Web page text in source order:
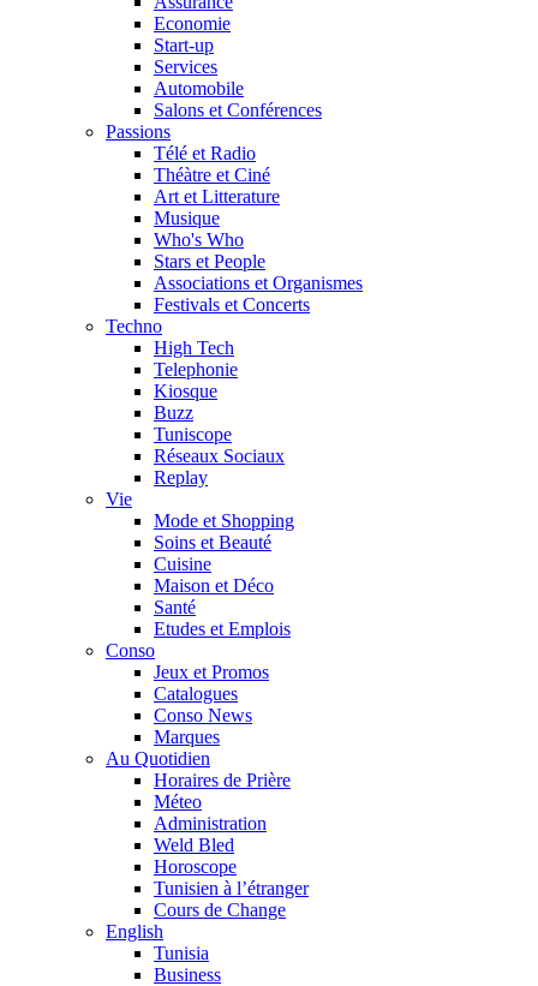
Economie
Start-up
Services
Automobile
Salons et Conférences
Passions
Télé et Radio
Théàtre et Ciné
Art et Litterature
Musique
Who's Who
Stars et People
Associations et Organismes
Festivals et Concerts
Techno
High Tech
Telephonie
Kiosque
Buzz
Tuniscope
Réseaux Sociaux
Replay
Vie
Mode et Shopping
Soins et Beauté
Cuisine
Maison et Déco
Santé
Etudes et Emplois
Conso
Jeux et Promos
Catalogues
Conso News
Marques
Au Quotidien
Horaires de Prière
Méteo
Administration
Weld Bled
Horoscope
Tunisien à l’étranger
Cours de Change
English
Tunisia
Business